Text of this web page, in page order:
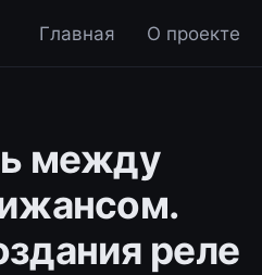
Главная О проекте
между
реле